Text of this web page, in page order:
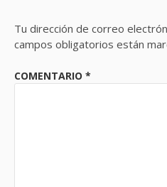
Tu dirección de correo
campos obligatorios están
COMENTARIO *